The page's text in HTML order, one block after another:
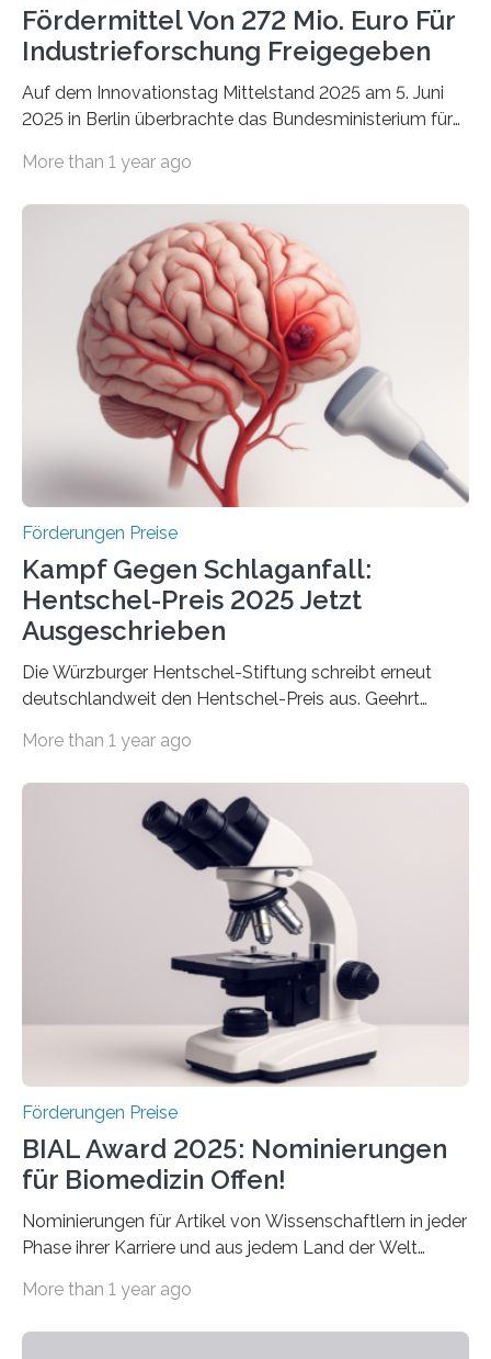
Fördermittel Von 272 Mio. Euro Für
Industrieforschung Freigegeben
Auf dem Innovationstag Mittelstand 2025 am 5. Juni
2025 in Berlin überbrachte das Bundesministerium für
Überplanmäßige Verpflichtungsermächtigungen in
Woche vom Haushaltsausschuss freigegeben – unter
anderem zur Unterstützung der
Industrieforschungsprogramme Industrielle
Gemeinschaftsforschung (IGF), Zentrales
Innovationsprogramm Mittelstand (ZIM) und
Innovationskompetenz INNO-KOM. Auf dem
Innovationstag Mittelstand 2025 am 5. Juni 2025 in
Berlin überbrachte das Bundesministerium für
Wirtschaft und Energie eine gute Nachricht:
Überplanmäßige Verpflichtungsermächtigungen in
More than 1 year ago
Förderungen Preise
Kampf Gegen Schlaganfall:
Hentschel-Preis 2025 Jetzt
Ausgeschrieben
Die Würzburger Hentschel-Stiftung schreibt erneut
deutschlandweit den Hentschel-Preis aus. Geehrt
hochrangige wissenschaftliche Publikation zum Thema
Schlaganfall“ mit Sitz in Würzburg fördert die
Schlaganfallforschung, um die Behandlung der
Betroffenen zu verbessern. Dazu schreibt sie auch in
diesem Jahr wieder deutschlandweit den Hentschel-
Preis aus. Er richtet sich gezielt an jüngere
Forscherinnen und Forscher unter 40 Jahren. Geehrt
werden soll eine herausragende Doktorarbeit oder eine
hochrangige wissenschaftliche Publikation zum Thema
More than 1 year ago
Förderungen Preise
BIAL Award 2025: Nominierungen
für Biomedizin Offen!
Nominierungen für Artikel von Wissenschaftlern in jeder
Phase ihrer Karriere und aus jedem Land der Welt
Leben gerufen, um die bemerkenswertesten
More than 1 year ago